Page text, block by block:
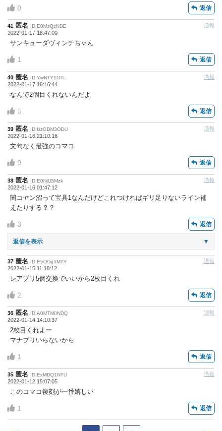
0 返信
41 匿名 ID:E0MzQzNDE
2022-01-17 18:47:00
通報
サンキューダヴィンチちゃん
1 返信
40 匿名 ID:YwNTY1OTc
2022-01-17 16:16:44
通報
なんで2個目くれないんだよ
5 返信
39 匿名 ID:UzODM3ODU
2022-01-16 21:10:16
通報
文句なく最強のコマコ
9 返信
38 匿名 ID:E0NjU5Mzk
2022-01-16 01:47:12
通報
闇コヤン沼って宝具1なんだけどこれつければギリ足りないライン補
えたりする？？
3 返信
返信を表示 ▼
37 匿名 ID:E5ODg5MTY
2022-01-15 11:18:12
通報
レアプリ5個交換でいいから2枚目くれ
2 返信
36 匿名 ID:A0MTM0NDQ
2022-01-14 14:10:37
通報
2枚目くれよー
マナプリいらないから
1 返信
35 匿名 ID:ExMDQ1NTU
2022-01-12 15:07:05
通報
このコマコ復刻が一番嬉しい
1 返信